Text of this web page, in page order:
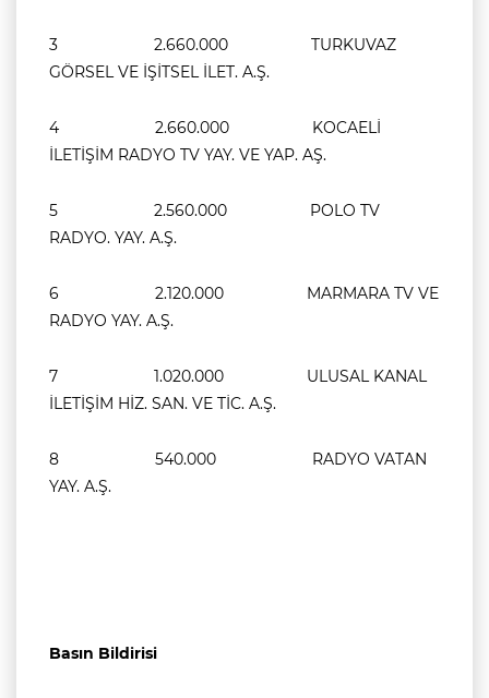
3 2.660.000 TURKUVAZ
GÖRSEL VE İŞİTSEL İLET. A.Ş.
4 2.660.000 KOCAELİ
İLETİŞİM RADYO TV YAY. VE YAP. AŞ.
5 2.560.000 POLO TV
RADYO. YAY. A.Ş.
6 2.120.000 MARMARA TV VE
RADYO YAY. A.Ş.
7 1.020.000 ULUSAL KANAL
İLETİŞİM HİZ. SAN. VE TİC. A.Ş.
8 540.000 RADYO VATAN
YAY. A.Ş.
Basın Bildirisi